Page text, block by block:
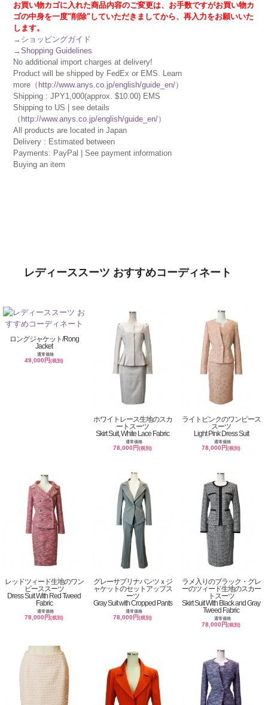
お買い物カゴに入れた商品内容のご変更は、お手数ですがお買い物カ
ゴの中身を一度"削除"していただきましてから、再入力をお願いいた
します。
→ ショッピングガイド
→Shopping Guidelines
No additional import charges at delivery!
Product will be shipped by FedEx or EMS. Learn
more（ http://www.anys.co.jp/english/guide_en/）
Shipping : JPY1,000(approx. $10.00) EMS
Shipping to US | see details
（ http://www.anys.co.jp/english/guide_en/）
All products are located in Japan
Delivery : Estimated between
Payments: PayPal | See payment information
Buying an item
レディーススーツ おすすめコーディネート
ロングジャケット/Rong
Jacket
通常価格
49,000円(税別)
ホワイトレース生地のスカ
ートスーツ
Skirt Suit, White Lace Fabric
通常価格
78,000円(税別)
ライトピンクのワンピース
スーツ
Light Pink Dress Suit
通常価格
78,000円(税別)
レッドツィード生地のワン
ピーススーツ
Dress Suit With Red Tweed
Fabric
通常価格
78,000円(税別)
グレーサブリナパンツｘジ
ャケットのセットアップス
ーツ
Gray Suit with Cropped Pants
通常価格
78,000円(税別)
ラメ入りのブラック・グレ
ーのツィード生地のスカー
トスーツ
Skirt Suit With Black and Gray
Tweed Fabric
通常価格
78,000円(税別)